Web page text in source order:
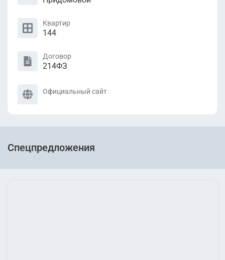
Квартир
144
Договор
214ФЗ
Официальный сайт
Спецпредложения